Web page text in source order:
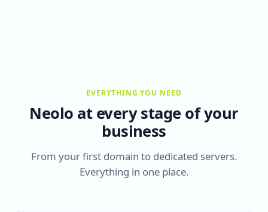
EVERYTHING YOU NEED
Neolo at every stage of your
business
From your first domain to dedicated servers.
Everything in one place.